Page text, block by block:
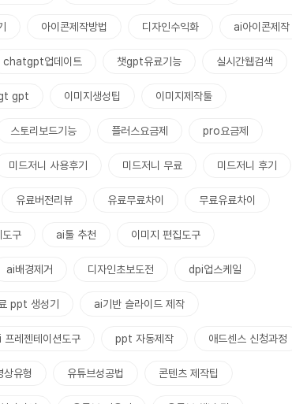
아이콘제작방법 디자인수익화 ai아이콘제작
chatgpt업데이트 챗gpt유료기능 실시간웹검색
gpt 이미지생성팁 이미지제작툴
스토리보드기능 플러스요금제 pro요금제
미드저니 사용후기 미드저니 무료 미드저니 후기
유료버전리뷰 유료무료차이 무료유료차이
도구 ai툴 추천 이미지 편집도구
ai배경제거 디자인초보도전 dpi업스케일
ppt 생성기 ai기반 슬라이드 제작
프레젠테이션도구 ppt 자동제작 애드센스 신청과정
상유형 유튜브성공법 콘텐츠 제작팁